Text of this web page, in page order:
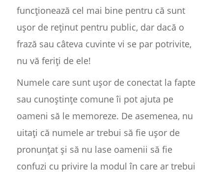
funcționează cel mai bine pentru că sunt
ușor de reținut pentru public, dar dacă o
frază sau câteva cuvinte vi se par potrivite,
nu vă feriți de ele!
Numele care sunt ușor de conectat la fapte
sau cunoștințe comune îi pot ajuta pe
oameni să le memoreze. De asemenea, nu
uitați că numele ar trebui să fie ușor de
pronunțat și să nu lase oamenii să fie
confuzi cu privire la modul în care ar trebui